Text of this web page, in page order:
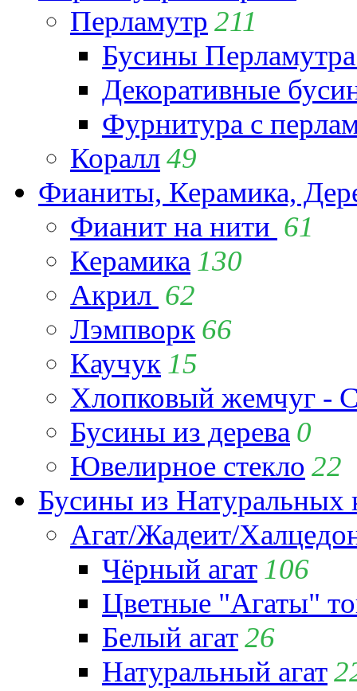
Перламутр 211
Бусины
Декоративные
Фурнитура с
Коралл49
Фианиты, Керамика,
Фианит на нити 61
Керамика 130
Акрил 62
Лэмпворк 66
Каучук 15
Хлопковый жемчуг -
Бусины из дерева 0
Ювелирное стекло 22
Бусины из Натуральных
Агат/Жадеит/
Чёрный агат 106
Цветные "Агаты"
Белый агат26
Натуральный агат